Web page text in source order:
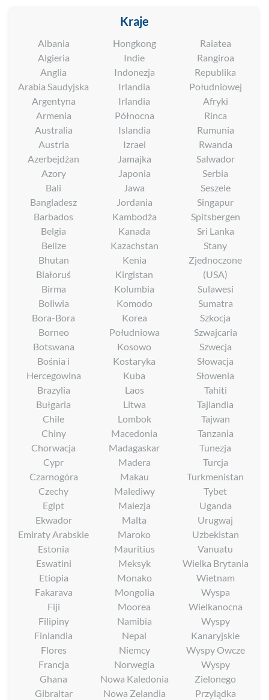
Kraje
Albania
Algieria
Anglia
Arabia Saudyjska
Argentyna
Armenia
Australia
Austria
Azerbejdżan
Azory
Bali
Bangladesz
Barbados
Belgia
Belize
Bhutan
Białoruś
Birma
Boliwia
Bora-Bora
Borneo
Botswana
Bośnia i
Hercegowina
Brazylia
Bułgaria
Chile
Chiny
Chorwacja
Cypr
Czarnogóra
Czechy
Egipt
Ekwador
Emiraty Arabskie
Estonia
Eswatini
Etiopia
Fakarava
Fiji
Filipiny
Finlandia
Flores
Francja
Ghana
Gibraltar
Hongkong
Indie
Indonezja
Irlandia
Irlandia
Północna
Islandia
Izrael
Jamajka
Japonia
Jawa
Jordania
Kambodża
Kanada
Kazachstan
Kenia
Kirgistan
Kolumbia
Komodo
Korea
Południowa
Kosowo
Kostaryka
Kuba
Laos
Litwa
Lombok
Macedonia
Madagaskar
Madera
Makau
Malediwy
Malezja
Malta
Maroko
Mauritius
Meksyk
Monako
Mongolia
Moorea
Namibia
Nepal
Niemcy
Norwegia
Nowa Kaledonia
Nowa Zelandia
Raiatea
Rangiroa
Republika
Południowej
Afryki
Rinca
Rumunia
Rwanda
Salwador
Serbia
Seszele
Singapur
Spitsbergen
Sri Lanka
Stany
Zjednoczone
(USA)
Sulawesi
Sumatra
Szkocja
Szwajcaria
Szwecja
Słowacja
Słowenia
Tahiti
Tajlandia
Tajwan
Tanzania
Tunezja
Turcja
Turkmenistan
Tybet
Uganda
Urugwaj
Uzbekistan
Vanuatu
Wielka Brytania
Wietnam
Wyspa
Wielkanocna
Wyspy
Kanaryjskie
Wyspy Owcze
Wyspy
Zielonego
Przylądka